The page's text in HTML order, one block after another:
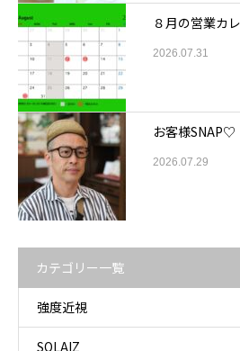
８月の営業カ
2026.07.31
お客様SNAP♡
2026.07.29
カテゴリー一覧
強度近視
SOLAIZ